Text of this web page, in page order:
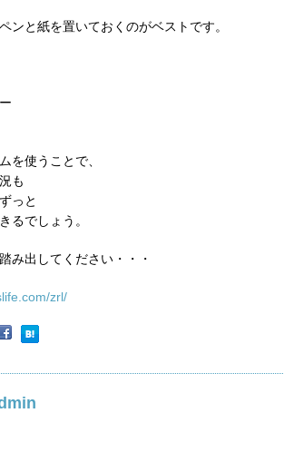
ンと紙を置いておくのがベストです。
を使うことで、
も
っと
るでしょう。
み出してください・・・
zrl/